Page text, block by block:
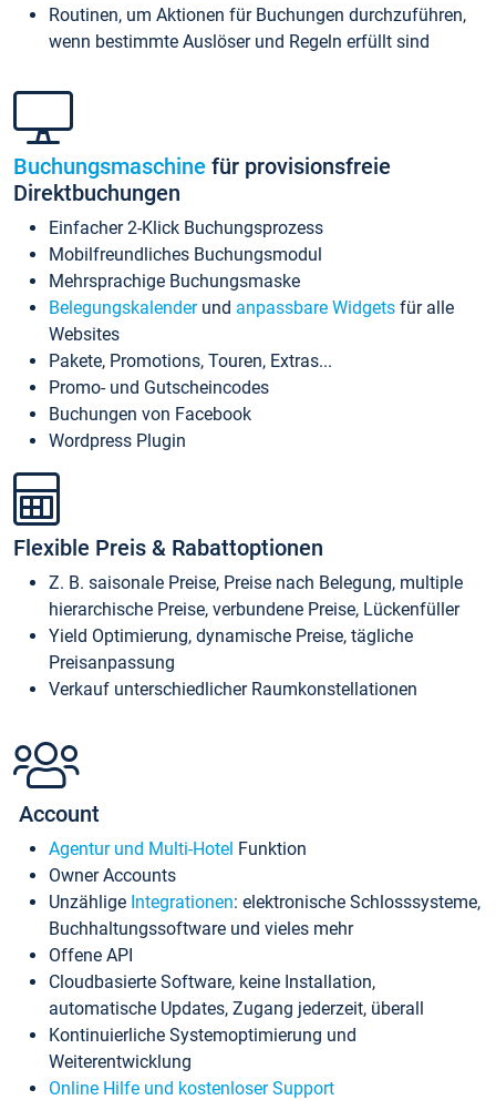
Routinen, um Aktionen für Buchungen durchzuführen,
wenn bestimmte Auslöser und Regeln erfüllt sind
Buchungsmaschine für provisionsfreie
Direktbuchungen
Einfacher 2-Klick Buchungsprozess
Mobilfreundliches Buchungsmodul
Mehrsprachige Buchungsmaske
Belegungskalenderund anpassbare Widgets für alle
Websites
Pakete, Promotions, Touren, Extras...
Promo- und Gutscheincodes
Buchungen von Facebook
Wordpress Plugin
Flexible Preis & Rabattoptionen
Z. B. saisonale Preise, Preise nach Belegung, multiple
hierarchische Preise, verbundene Preise, Lückenfüller
Yield Optimierung, dynamische Preise, tägliche
Preisanpassung
Verkauf unterschiedlicher Raumkonstellationen
Account
Agentur und Multi-Hotel Funktion
Owner Accounts
Unzählige Integrationen: elektronische Schlosssysteme,
Buchhaltungssoftware und vieles mehr
Offene API
Cloudbasierte Software, keine Installation,
automatische Updates, Zugang jederzeit, überall
Kontinuierliche Systemoptimierung und
Weiterentwicklung
Online Hilfe und kostenloser Support